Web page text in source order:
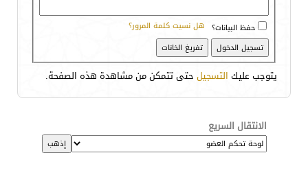
هل نسيت كلمة المرور؟ حفظ البيانات؟
يتوجب عليك التسجيل حتى تتمكن من مشاهدة هذه الصفحة.
الانتقال السريع